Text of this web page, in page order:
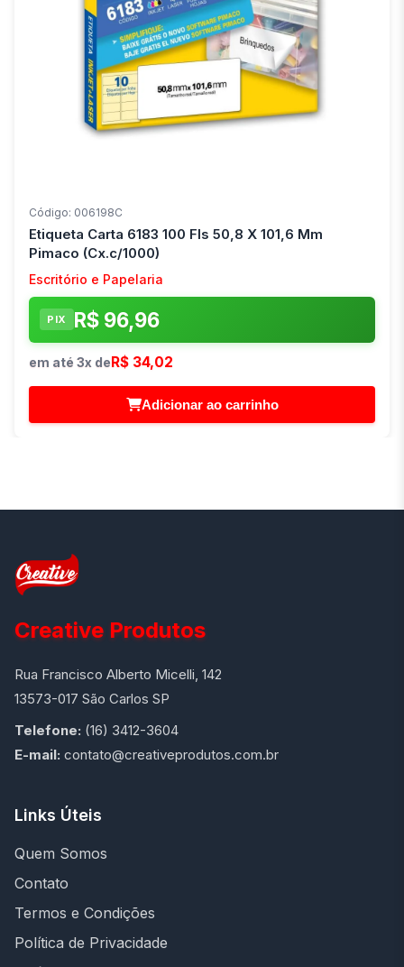
Código: 006198C
Etiqueta Carta 6183 100 Fls 50,8 X 101,6 Mm
Pimaco (Cx.c/1000)
Escritório e Papelaria
PIX R$ 96,96
em até 3x deR$ 34,02
Adicionar ao carrinho
Creative Produtos
Rua Francisco Alberto Micelli, 142
13573-017 São Carlos SP
Telefone: (16) 3412-3604
E-mail: contato@creativeprodutos.com.br
Links Úteis
Quem Somos
Contato
Termos e Condições
Política de Privacidade